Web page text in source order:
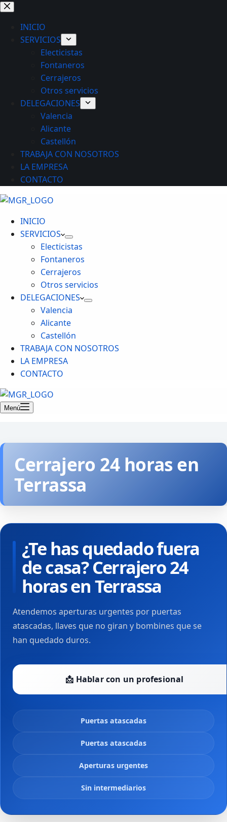
Saltar
contenido
INICIO
SERVICIOS
Electicistas
Fontaneros
Cerrajeros
Otros servicios
DELEGACIONES
Valencia
Alicante
Castellón
TRABAJA CON NOSOTROS
LA EMPRESA
CONTACTO
INICIO
SERVICIOS
Electicistas
Fontaneros
Cerrajeros
Otros servicios
DELEGACIONES
Valencia
Alicante
Castellón
TRABAJA CON NOSOTROS
LA EMPRESA
CONTACTO
Menú
Cerrajero 24 horas en
Terrassa
¿Te has quedado fuera
de casa? Cerrajero 24
horas en Terrassa
Atendemos aperturas urgentes por puertas
atascadas, llaves que no giran y bombines que se
han quedado duros.
📩 Hablar con un profesional
Puertas atascadas
Puertas atascadas
Aperturas urgentes
Sin intermediarios